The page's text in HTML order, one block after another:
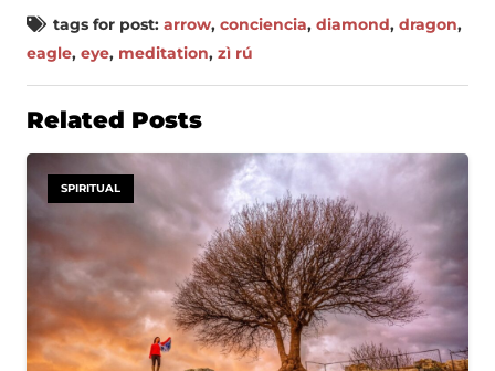
tags for post: arrow, conciencia, diamond, dragon,
eagle, eye, meditation, zì rú
Related Posts
SPIRITUAL